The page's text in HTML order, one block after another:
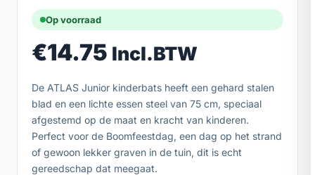
Op voorraad
€14.75 Incl.BTW
De ATLAS Junior kinderbats heeft een gehard stalen
blad en een lichte essen steel van 75 cm, speciaal
afgestemd op de maat en kracht van kinderen.
Perfect voor de Boomfeestdag, een dag op het strand
of gewoon lekker graven in de tuin, dit is echt
gereedschap dat meegaat.